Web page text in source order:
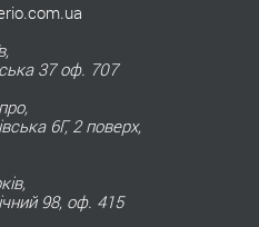
37 оф. 707
6Г, 2 поверх,
98, оф. 415